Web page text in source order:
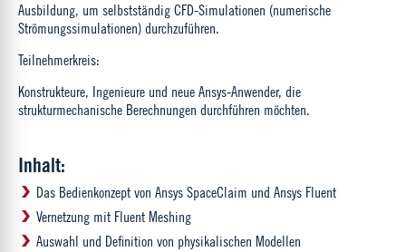
Ausbildung, um selbstständig CFD-Simulationen (numerische
Strömungssimulationen) durchzuführen.
Teilnehmerkreis:
Konstrukteure, Ingenieure und neue Ansys-Anwender, die
strukturmechanische Berechnungen durchführen möchten.
Inhalt:
Das Bedienkonzept von Ansys SpaceClaim und Ansys Fluent
Vernetzung mit Fluent Meshing
Auswahl und Definition von physikalischen Modellen